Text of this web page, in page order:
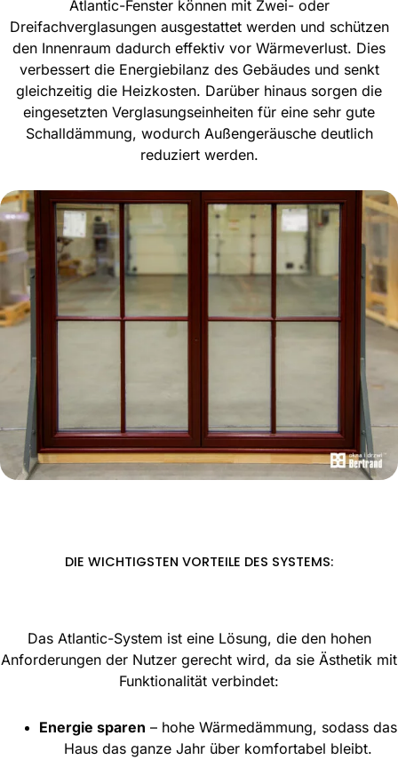
Atlantic-Fenster können mit Zwei- oder
Dreifachverglasungen ausgestattet werden und schützen
den Innenraum dadurch effektiv vor Wärmeverlust. Dies
verbessert die Energiebilanz des Gebäudes und senkt
gleichzeitig die Heizkosten. Darüber hinaus sorgen die
eingesetzten Verglasungseinheiten für eine sehr gute
Schalldämmung, wodurch Außengeräusche deutlich
reduziert werden.
DIE WICHTIGSTEN VORTEILE DES SYSTEMS:
Das Atlantic-System ist eine Lösung, die den hohen
Anforderungen der Nutzer gerecht wird, da sie Ästhetik mit
Funktionalität verbindet:
Energie sparen – hohe Wärmedämmung, sodass das
Haus das ganze Jahr über komfortabel bleibt.